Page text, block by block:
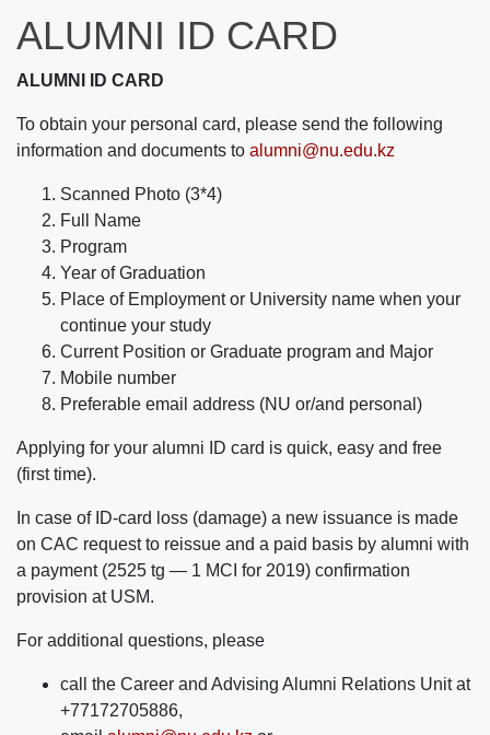
ALUMNI ID CARD
ALUMNI ID CARD
To obtain your personal card, please send the following
information and documents to alumni@nu.edu.kz
Scanned Photo (3*4)
Full Name
Program
Year of Graduation
Place of Employment or University name when your
continue your study
Current Position or Graduate program and Major
Mobile number
Preferable email address (NU or/and personal)
Applying for your alumni ID card is quick, easy and free
(first time).
In case of ID-card loss (damage) a new issuance is made
on CAC request to reissue and a paid basis by alumni with
a payment (2525 tg — 1 MCI for 2019) confirmation
provision at USM.
For additional questions, please
call the Career and Advising Alumni Relations Unit at
+77172705886,